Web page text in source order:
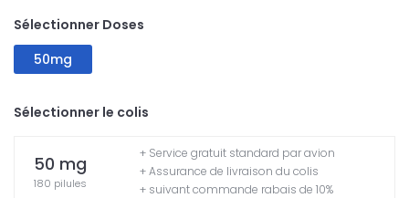
Sélectionner Doses
50mg
Sélectionner le colis
50 mg
180 pilules
+ Service gratuit standard par avion
+ Assurance de livraison du colis
+ suivant commande rabais de 10%